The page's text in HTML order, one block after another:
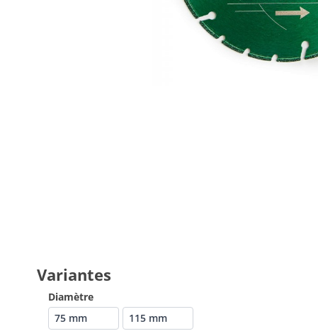
Variantes
Diamètre
75 mm
115 mm